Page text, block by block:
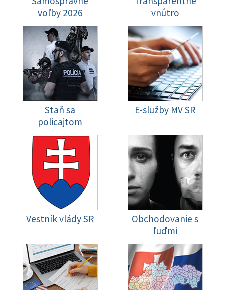
voľby 2026
vnútro
Staň sa
policajtom
E-služby MV SR
Vestník vlády SR
Obchodovanie s
ľuďmi